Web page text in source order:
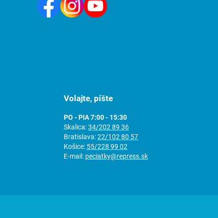
Volajte, píšte
PO - PIA 7:00 - 15:30
Skalica:34/202 89 36
Bratislava:22/102 80 57
Košice: 55/228 99 02
E-mail: peciatky@repress.sk